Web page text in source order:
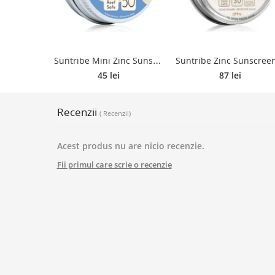
S
untribe Mini Zinc Sunscreen crema de fata cu minerale pentru protectie SPF 50 Ocean Blue 15 g
45 lei 87 lei
Recenzii ( Recenzii)
Acest produs nu are nicio recenzie.
Fii primul care scrie o recenzie